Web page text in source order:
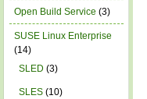
Open Build Service (3)
SUSE Linux Enterprise
(14)
SLED (3)
SLES (10)